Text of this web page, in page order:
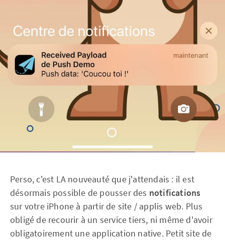
Perso, c'est LA nouveauté que j'attendais : il est
désormais possible de pousser des notifications
sur votre iPhone à partir de site / applis web. Plus
obligé de recourir à un service tiers, ni même d'avoir
obligatoirement une application native. Petit site de